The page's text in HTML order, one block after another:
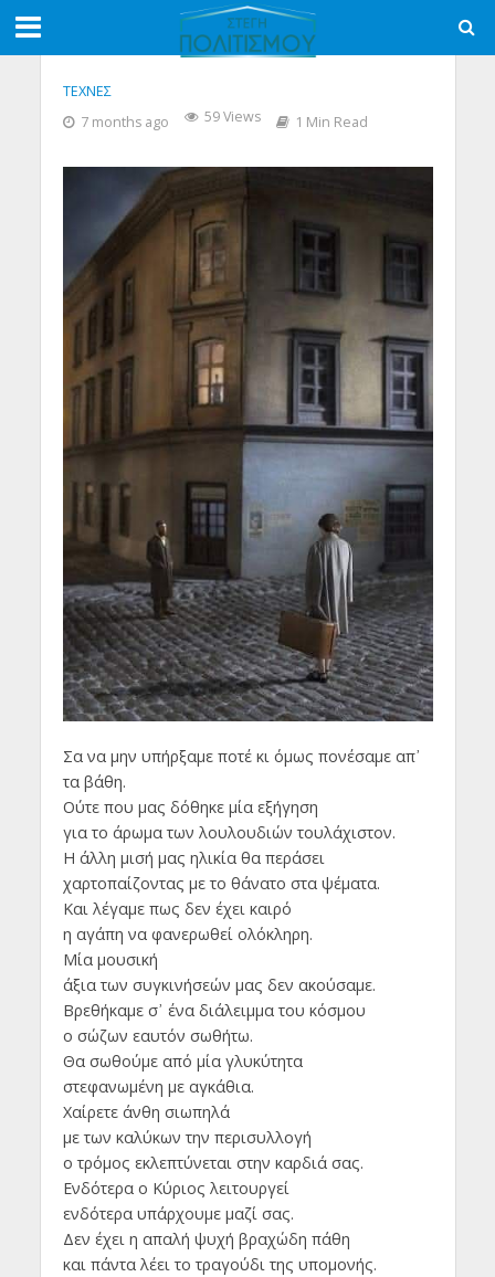
ΤΕΧΝΕΣ
7 months ago
59 Views 1 Min Read
Σα να μην υπήρξαμε ποτέ κι όμως πονέσαμε απ᾿
τα βάθη.
Ούτε που μας δόθηκε μία εξήγηση
για το άρωμα των λουλουδιών τουλάχιστον.
Η άλλη μισή μας ηλικία θα περάσει
χαρτοπαίζοντας με το θάνατο στα ψέματα.
Και λέγαμε πως δεν έχει καιρό
η αγάπη να φανερωθεί ολόκληρη.
Μία μουσική
άξια των συγκινήσεών μας δεν ακούσαμε.
Βρεθήκαμε σ᾿ ένα διάλειμμα του κόσμου
ο σώζων εαυτόν σωθήτω.
Θα σωθούμε από μία γλυκύτητα
στεφανωμένη με αγκάθια.
Χαίρετε άνθη σιωπηλά
με των καλύκων την περισυλλογή
ο τρόμος εκλεπτύνεται στην καρδιά σας.
Ενδότερα ο Κύριος λειτουργεί
ενδότερα υπάρχουμε μαζί σας.
Δεν έχει η απαλή ψυχή βραχώδη πάθη
και πάντα λέει το τραγούδι της υπομονής.